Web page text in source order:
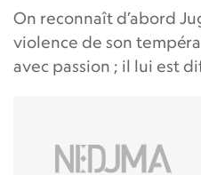
On reconnaît d’abord
violence de son
avec passion ; il lui est